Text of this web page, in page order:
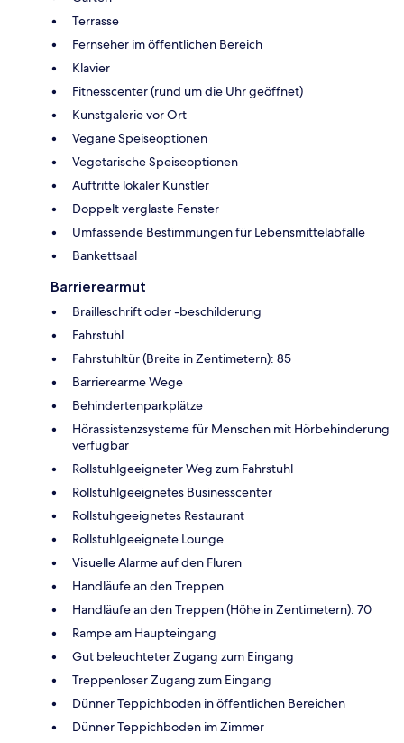
Terrasse
Fernseher im öffentlichen Bereich
Klavier
Fitnesscenter (rund um die Uhr geöffnet)
Kunstgalerie vor Ort
Vegane Speiseoptionen
Vegetarische Speiseoptionen
Auftritte lokaler Künstler
Doppelt verglaste Fenster
Umfassende Bestimmungen für Lebensmittelabfälle
Bankettsaal
Barrierearmut
Brailleschrift oder -beschilderung
Fahrstuhl
Fahrstuhltür (Breite in Zentimetern): 85
Barrierearme Wege
Behindertenparkplätze
Hörassistenzsysteme für Menschen mit Hörbehinderung
verfügbar
Rollstuhlgeeigneter Weg zum Fahrstuhl
Rollstuhlgeeignetes Businesscenter
Rollstuhgeeignetes Restaurant
Rollstuhlgeeignete Lounge
Visuelle Alarme auf den Fluren
Handläufe an den Treppen
Handläufe an den Treppen (Höhe in Zentimetern): 70
Rampe am Haupteingang
Gut beleuchteter Zugang zum Eingang
Treppenloser Zugang zum Eingang
Dünner Teppichboden in öffentlichen Bereichen
Dünner Teppichboden im Zimmer